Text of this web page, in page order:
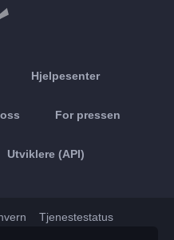
Hjelpesenter
For pressen
Utviklere (API)
Tjenestestatus